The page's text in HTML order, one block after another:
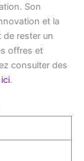
Son
et la
rester un
offres et
consulter des
ici.